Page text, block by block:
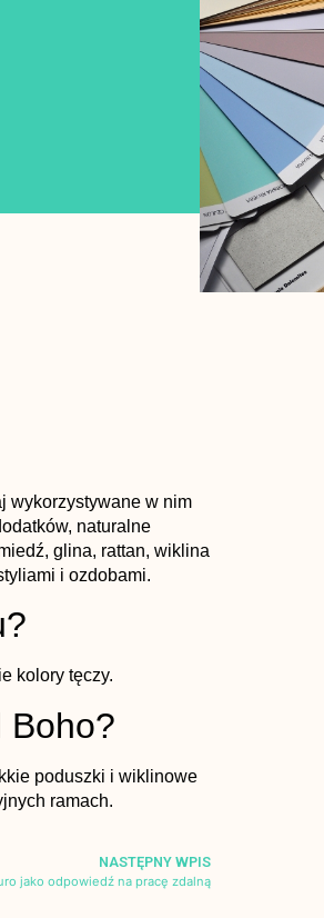
wykorzystywane w nim
naturalne
glina, rattan, wiklina
i ozdobami.
kolory tęczy.
Boho?
poduszki i wiklinowe
ramach.
NASTĘPNY WPIS
jako odpowiedź na pracę zdalną